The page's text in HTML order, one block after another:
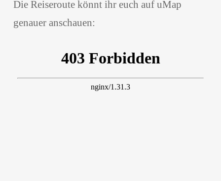
Die Reiseroute könnt ihr euch auf uMap
genauer anschauen: